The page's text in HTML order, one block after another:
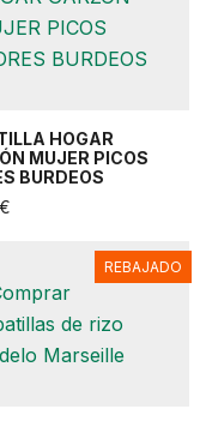
HOGAR
MUJER PICOS
BURDEOS
REBAJADO